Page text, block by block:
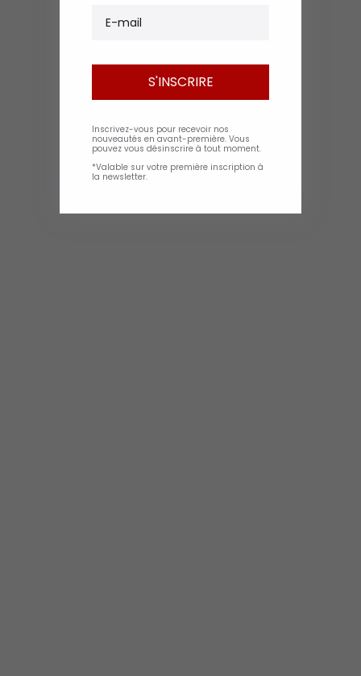
S'INSCRIRE
Inscrivez-vous pour recevoir nos
nouveautés en avant-première. Vous
pouvez vous désinscrire à tout moment.
*Valable sur votre première inscription à
la newsletter.